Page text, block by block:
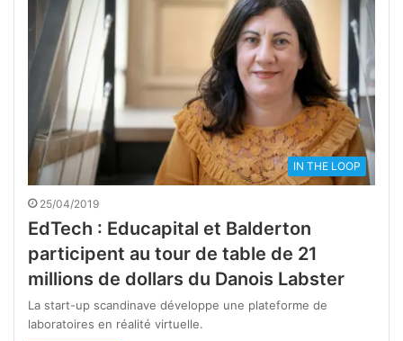
IN THE LOOP
25/04/2019
EdTech : Educapital et Balderton
participent au tour de table de 21
millions de dollars du Danois Labster
La start-up scandinave développe une plateforme de
laboratoires en réalité virtuelle.